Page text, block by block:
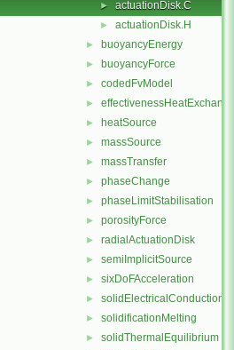
► actuationDisk.C
► actuationDisk.H
► buoyancyEnergy
► buoyancyForce
► codedFvModel
► effectivenessHeatExchanger
► heatSource
► massSource
► massTransfer
► phaseChange
► phaseLimitStabilisation
► porosityForce
► radialActuationDisk
► semiImplicitSource
► sixDoFAcceleration
► solidElectricalConduction
► solidificationMelting
► solidThermalEquilibrium